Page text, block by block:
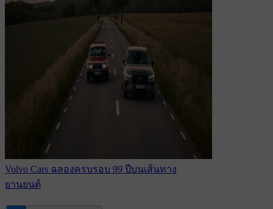
Volvo Cars ฉลองครบรอบ 99 ปีบนเส้นทาง
ยานยนต์